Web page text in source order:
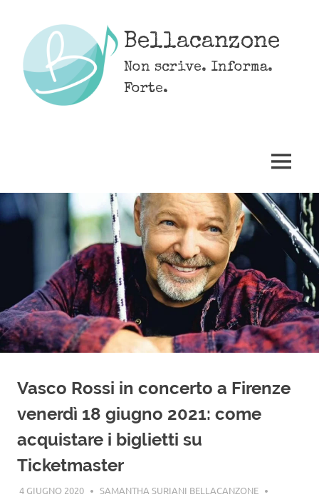
content
Bellacanzone
Non scrive. Informa.
Forte.
MENU
Vasco Rossi in concerto a Firenze
venerdì 18 giugno 2021: come
acquistare i biglietti su
Ticketmaster
4 GIUGNO 2020
SAMANTHA SURIANI BELLACANZONE